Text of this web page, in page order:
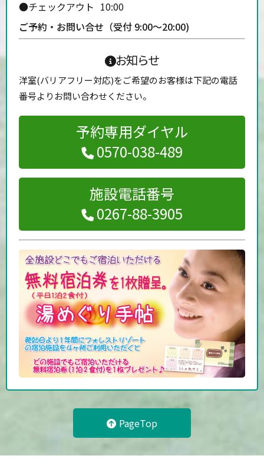
●チェックアウト 10:00
ご予約・お問い合せ（受付 9:00〜20:00)
お知らせ
洋室(バリアフリー対応)をご希望のお客様は下記の電話
番号よりお問い合わせください。
予約専用ダイヤル
0570-038-489
施設電話番号
0267-88-3905
PageTop